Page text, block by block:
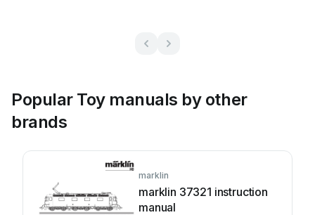
Popular Toy manuals by other
brands
marklin
marklin 37321 instruction
manual